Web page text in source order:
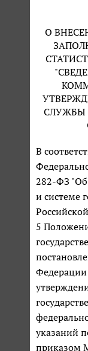
О
СЛУЖБЫ
В
282-ФЗ "Об
и системе
5
Федерации
указаний
приказом